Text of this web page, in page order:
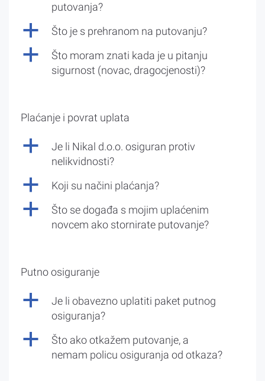
putovanja?
a Što je s prehranom na putovanju?
a
Što moram znati kada je u pitanju
sigurnost (novac, dragocjenosti)?
Plaćanje i povrat uplata
a
Je li Nikal d.o.o. osiguran protiv
nelikvidnosti?
a Koji su načini plaćanja?
a
Što se događa s mojim uplaćenim
novcem ako stornirate putovanje?
Putno osiguranje
a
Je li obavezno uplatiti paket putnog
osiguranja?
a
Što ako otkažem putovanje, a
nemam policu osiguranja od otkaza?